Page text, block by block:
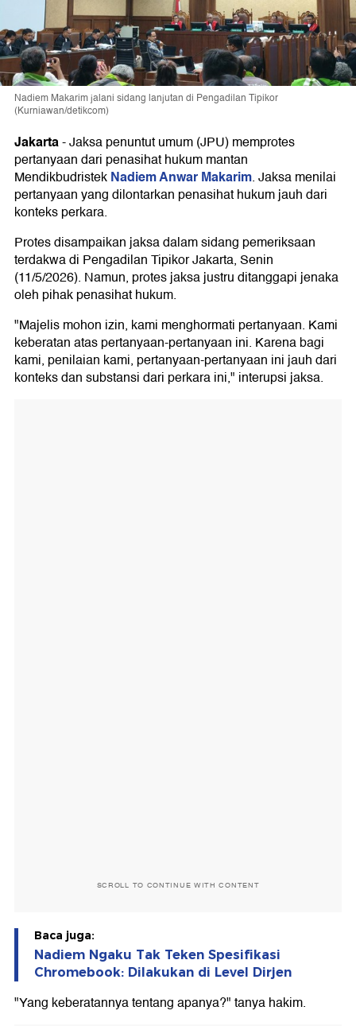
Nadiem Makarim jalani sidang lanjutan di Pengadilan Tipikor
(Kurniawan/detikcom)
Jakarta-Jaksa penuntut umum (JPU) memprotes
pertanyaan dari penasihat hukum mantan
MendikbudristekNadiem Anwar Makarim. Jaksa menilai
pertanyaan yang dilontarkan penasihat hukum jauh dari
konteks perkara.
Protes disampaikan jaksa dalam sidang pemeriksaan
terdakwa di Pengadilan Tipikor Jakarta, Senin
(11/5/2026). Namun, protes jaksa justru ditanggapi jenaka
oleh pihak penasihat hukum.
"Majelis mohon izin, kami menghormati pertanyaan. Kami
keberatan atas pertanyaan-pertanyaan ini. Karena bagi
kami, penilaian kami, pertanyaan-pertanyaan ini jauh dari
konteks dan substansi dari perkara ini," interupsi jaksa.
SCROLL TO CONTINUE WITH CONTENT
Baca juga:
Nadiem Ngaku Tak Teken Spesifikasi
Chromebook: Dilakukan di Level Dirjen
"Yang keberatannya tentang apanya?" tanya hakim.